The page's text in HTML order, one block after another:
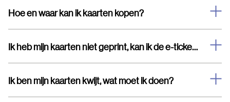
Hoe en waar kan ik kaarten kopen?
Ik heb mijn kaarten niet geprint, kan ik de e-tickets laten zien op mijn telefoon?
Ik ben mijn kaarten kwijt, wat moet ik doen?